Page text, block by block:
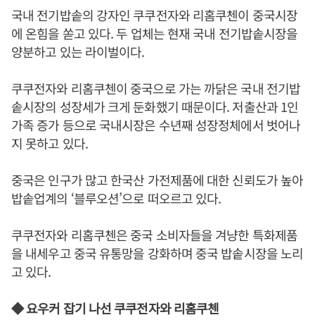
국내 전기밥솥의 강자인 쿠쿠전자와 리홈쿠첸이 중국시장
에 온힘을 쏟고 있다. 두 업체는 현재 국내 전기밥솥시장을
양분하고 있는 라이벌이다.
쿠쿠전자와 리홈쿠첸이 중국으로 가는 까닭은 국내 전기밥
솥시장의 성장세가 크게 둔화했기 때문이다. 저출산과 1인
가족 증가 등으로 국내시장은 수년째 성장정체에서 벗어나
지 못하고 있다.
중국은 인구가 많고 한국산 가전제품에 대한 신뢰도가 높아
밥솥업계의 ‘블루오션’으로 떠오르고 있다.
쿠쿠전자와 리홈쿠첸은 중국 소비자들을 겨냥한 특화제품
을 내세우고 중국 유통망을 강화하며 중국 밥솥시장을 노리
고 있다.
◆ 요우커 잡기 나선 쿠쿠전자와 리홈쿠첸